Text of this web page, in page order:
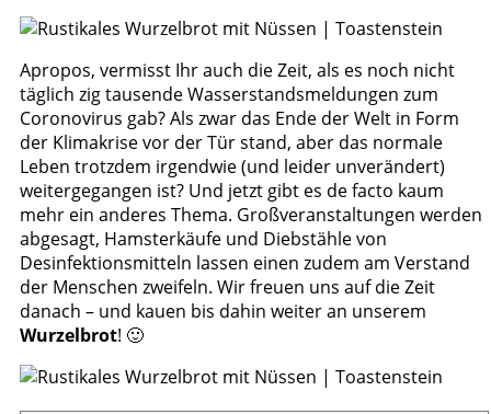
Apropos, vermisst Ihr auch die Zeit, als es noch nicht
täglich zig tausende Wasserstandsmeldungen zum
Coronovirus gab? Als zwar das Ende der Welt in Form
der Klimakrise vor der Tür stand, aber das normale
Leben trotzdem irgendwie (und leider unverändert)
weitergegangen ist? Und jetzt gibt es de facto kaum
mehr ein anderes Thema. Großveranstaltungen werden
abgesagt, Hamsterkäufe und Diebstähle von
Desinfektionsmitteln lassen einen zudem am Verstand
der Menschen zweifeln. Wir freuen uns auf die Zeit
danach – und kauen bis dahin weiter an unserem
Wurzelbrot! 🙂